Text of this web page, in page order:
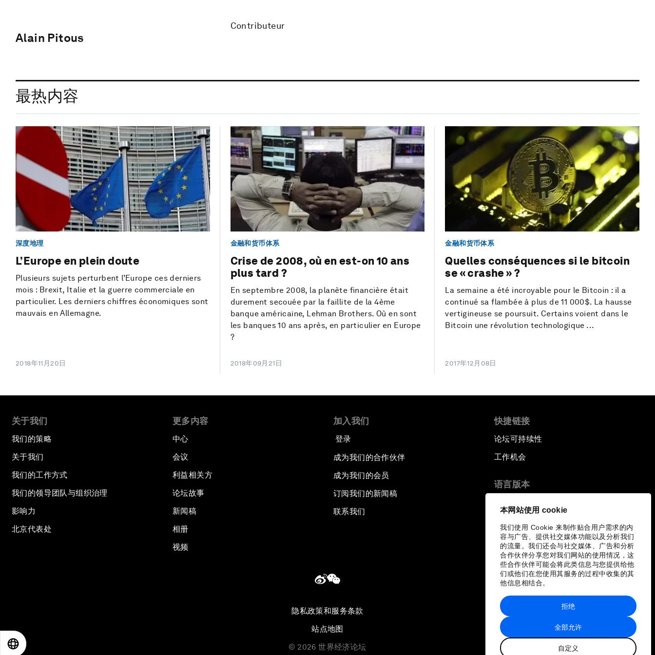
本网站使用 cookie
我们使用 Cookie 来制作贴合用户需求的内
容与广告、提供社交媒体功能以及分析我们
的流量。我们还会与社交媒体、广告和分析
合作伙伴分享您对我们网站的使用情况，这
些合作伙伴可能会将此类信息与您提供给他
们或他们在您使用其服务的过程中收集的其
他信息相结合。
全部允许
自定义
拒绝
Alain Pitous
Contributeur
最热内容
深度地理
L’Europe en plein doute
Plusieurs sujets perturbent l’Europe ces derniers
mois : Brexit, Italie et la guerre commerciale en
particulier. Les derniers chiffres économiques sont
mauvais en Allemagne.
2018年11月20日
金融和货币体系
Crise de 2008, où en est-on 10 ans
plus tard ?
En septembre 2008, la planète financière était
durement secouée par la faillite de la 4ème
banque américaine, Lehman Brothers. Où en sont
les banques 10 ans après, en particulier en Europe
?
2018年09月21日
金融和货币体系
Quelles conséquences si le bitcoin
se « crashe » ?
La semaine a été incroyable pour le Bitcoin : il a
continué sa flambée à plus de 11 000$. La hausse
vertigineuse se poursuit. Certains voient dans le
Bitcoin une révolution technologique ...
2017年12月08日
关于我们
我们的策略
关于我们
我们的工作方式
我们的领导团队与组织治理
影响力
北京代表处
更多内容
中心
会议
利益相关方
论坛故事
新闻稿
相册
视频
加入我们
登录
成为我们的合作伙伴
成为我们的会员
订阅我们的新闻稿
联系我们
快捷链接
论坛可持续性
工作机会
语言版本
隐私政策和服务条款
站点地图
© 2026 世界经济论坛